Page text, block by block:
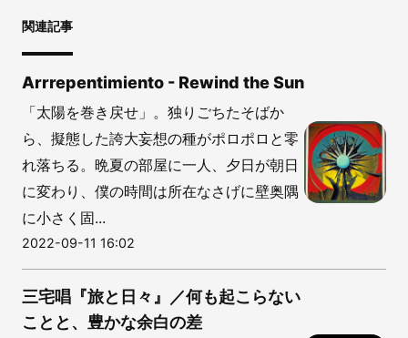
関連記事
Arrrepentimiento - Rewind the Sun
「太陽を巻き戻せ」。独りごちたそばか
ら、擬態した誇大妄想の種がポロポロと零
れ落ちる。晩夏の部屋に一人、夕日が朝日
に変わり、僕の時間は所在なさげに壁奥隅
に小さく固...
2022-09-11 16:02
三宅唱『旅と日々』／何も起こらない
ことと、豊かな余白の差